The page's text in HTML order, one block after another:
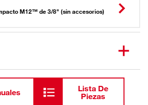
M12™ de 3/8" (sin accesorios)
Lista De
Piezas